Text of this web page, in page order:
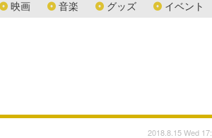
映画 音楽 グッズ イベント
2018.8.15 Wed